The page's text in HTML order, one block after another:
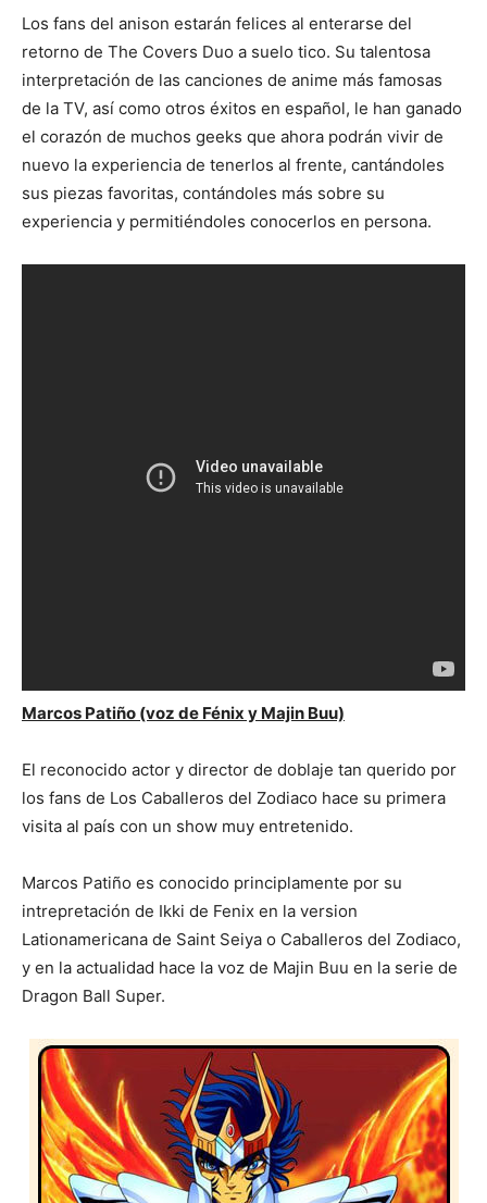
Los fans del anison estarán felices al enterarse del
retorno de The Covers Duo a suelo tico. Su talentosa
interpretación de las canciones de anime más famosas
de la TV, así como otros éxitos en español, le han ganado
el corazón de muchos geeks que ahora podrán vivir de
nuevo la experiencia de tenerlos al frente, cantándoles
sus piezas favoritas, contándoles más sobre su
experiencia y permitiéndoles conocerlos en persona.
Marcos Patiño (voz de Fénix y Majin Buu)
El reconocido actor y director de doblaje tan querido por
los fans de Los Caballeros del Zodiaco hace su primera
visita al país con un show muy entretenido.
Marcos Patiño es conocido principlamente por su
intrepretación de Ikki de Fenix en la version
Lationamericana de Saint Seiya o Caballeros del Zodiaco,
y en la actualidad hace la voz de Majin Buu en la serie de
Dragon Ball Super.